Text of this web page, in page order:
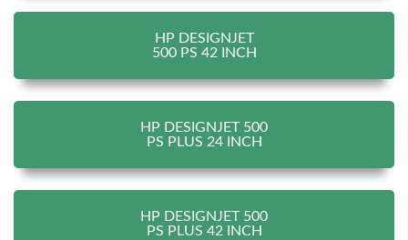
HP DESIGNJET
500 PS 42 INCH
HP DESIGNJET 500
PS PLUS 24 INCH
HP DESIGNJET 500
PS PLUS 42 INCH